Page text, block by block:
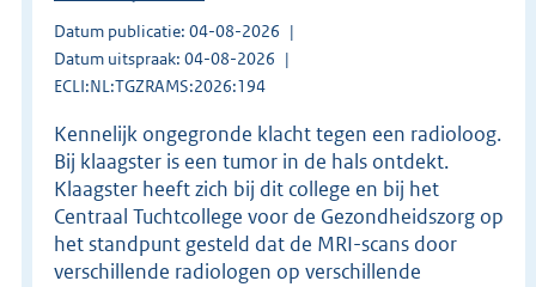
Datum publicatie: 04-08-2026
Datum uitspraak: 04-08-2026
ECLI:NL:TGZRAMS:2026:194
Kennelijk ongegronde klacht tegen een radioloog.
Bij klaagster is een tumor in de hals ontdekt.
Klaagster heeft zich bij dit college en bij het
Centraal Tuchtcollege voor de Gezondheidszorg op
het standpunt gesteld dat de MRI-scans door
verschillende radiologen op verschillende